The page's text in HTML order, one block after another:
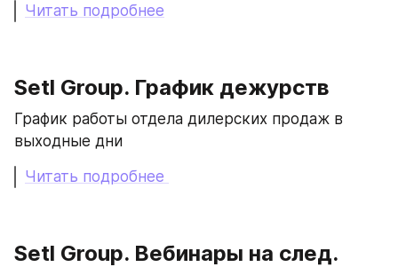
Читать подробнее
Setl Group. График дежурств
График работы отдела дилерских продаж в
выходные дни
Читать подробнее
Setl Group. Вебинары на след.